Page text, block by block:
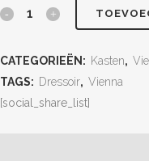
CATEGORIEËN: Kasten,
TAGS: Dressoir, Vienna
[social_share_list]